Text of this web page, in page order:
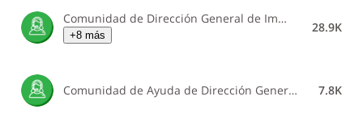
Comunidad de Dirección General de Impuestos Internos
+8 más
28.9K
Comunidad de Ayuda de Dirección General de Impuestos Internos 7.8K